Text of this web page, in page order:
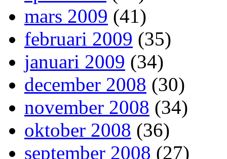
mars 2009 (41)
februari 2009 (35)
januari 2009 (34)
december 2008 (30)
november 2008 (34)
oktober 2008 (36)
september 2008 (27)